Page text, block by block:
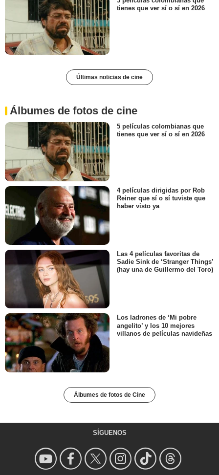
tienes que ver sí o sí en 2026
Últimas noticias de cine
Álbumes de fotos de cine
5 películas colombianas que
tienes que ver sí o sí en 2026
4 películas dirigidas por Rob
Reiner que sí o sí tuviste que
haber visto ya
Las 4 películas favoritas de
Sadie Sink de ‘Stranger Things’
(hay una de Guillermo del Toro)
Los ladrones de ‘Mi pobre
angelito’ y los 10 mejores
villanos de películas navideñas
Álbumes de fotos de Cine
SÍGUENOS